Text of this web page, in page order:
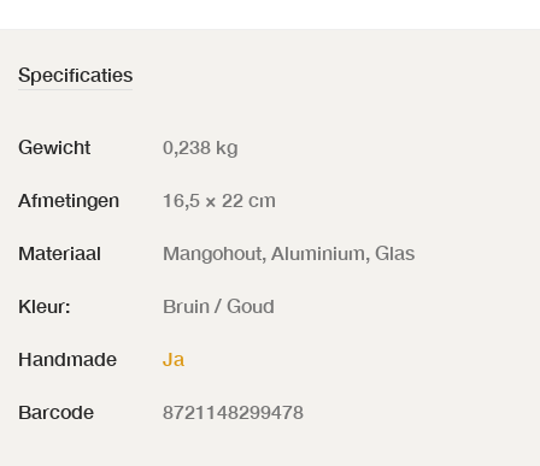
Specificaties
Gewicht 0,238 kg
Afmetingen 16,5 × 22 cm
Materiaal Mangohout, Aluminium, Glas
Kleur: Bruin / Goud
Handmade Ja
Barcode 8721148299478